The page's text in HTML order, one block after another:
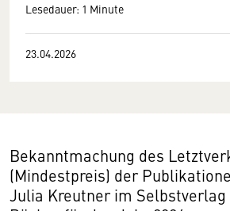
Lesedauer: 1 Minute
23.04.2026
Bekanntmachung des
(Mindestpreis) der
Julia Kreutner im Selbstverlag